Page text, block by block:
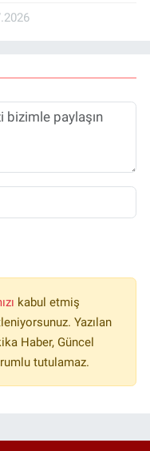
kabul etmiş
Yazılan
Haber, Güncel
tutulamaz.